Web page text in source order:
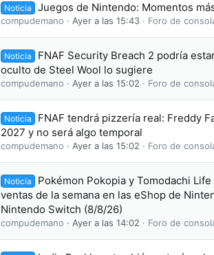
Noticia Juegos de Nintendo: Momentos
compudemano Ayer a las 15:43 Foro de
Noticia
FNAF Security Breach 2 podría
oculto de Steel Wool lo sugiere
compudemano Ayer a las 15:02 Foro de
Noticia
FNAF tendrá pizzería real: Freddy
2027 y no será algo temporal
compudemano Ayer a las 15:02 Foro de
Noticia
Pokémon Pokopia y Tomodachi
ventas de la semana en las eShop de
Nintendo Switch (8/8/26)
compudemano Ayer a las 14:02 Foro de